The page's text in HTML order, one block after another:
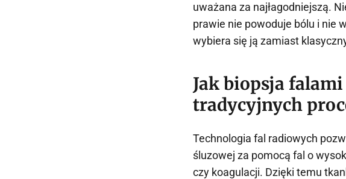
uważana za najłagodniejszą.
prawie nie powoduje bólu i nie
wybiera się ją zamiast
Jak biopsja
tradycyjnych
Technologia fal radiowych
śluzowej za pomocą fal o
czy koagulacji. Dzięki temu